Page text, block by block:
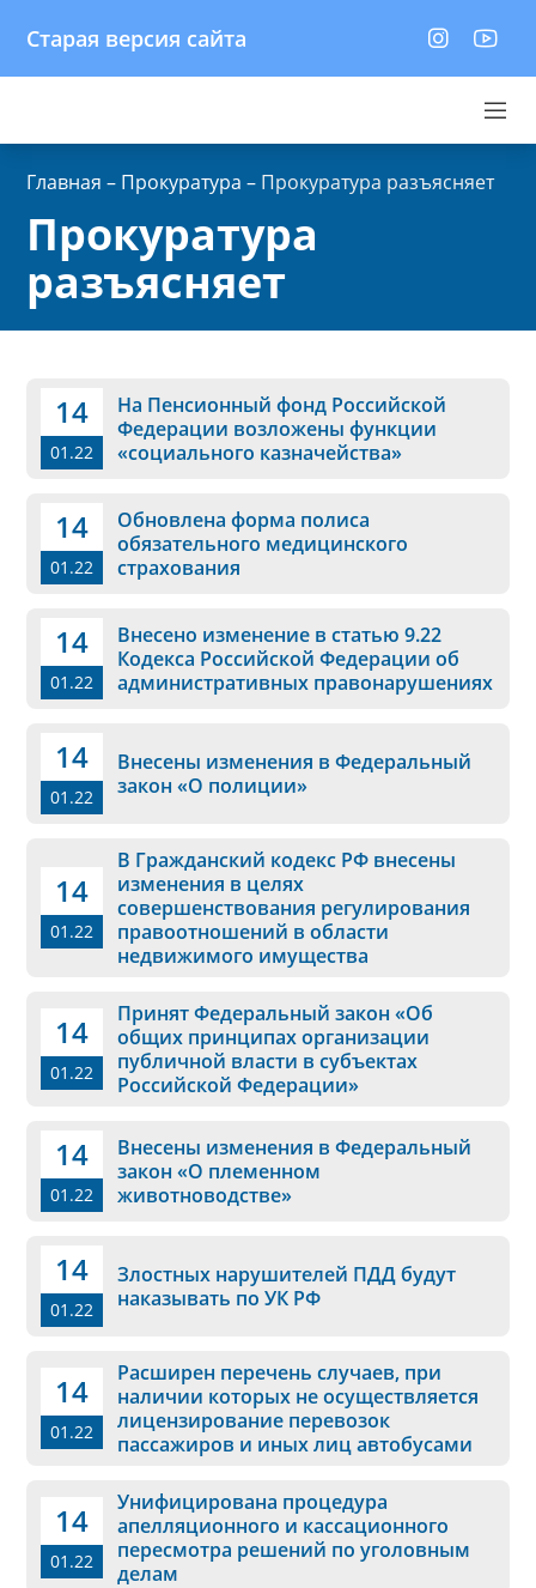
Старая версия сайта
Главная – Прокуратура – Прокуратура разъясняет
Прокуратура
разъясняет
14
01.22
На Пенсионный фонд Российской
Федерации возложены функции
«социального казначейства»
14
01.22
Обновлена форма полиса
обязательного медицинского
страхования
14
01.22
Внесено изменение в статью 9.22
Кодекса Российской Федерации об
административных правонарушениях
14
01.22
Внесены изменения в Федеральный
закон «О полиции»
14
01.22
В Гражданский кодекс РФ внесены
изменения в целях
совершенствования регулирования
правоотношений в области
недвижимого имущества
14
01.22
Принят Федеральный закон «Об
общих принципах организации
публичной власти в субъектах
Российской Федерации»
14
01.22
Внесены изменения в Федеральный
закон «О племенном
животноводстве»
14
01.22
Злостных нарушителей ПДД будут
наказывать по УК РФ
14
01.22
Расширен перечень случаев, при
наличии которых не осуществляется
лицензирование перевозок
пассажиров и иных лиц автобусами
14
01.22
Унифицирована процедура
апелляционного и кассационного
пересмотра решений по уголовным
делам